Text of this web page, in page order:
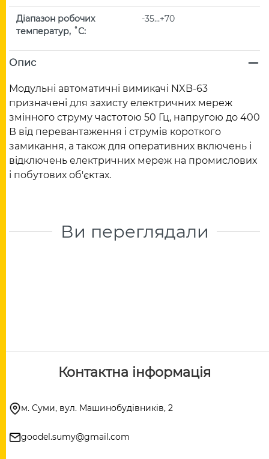
Діапазон робочих
температур, ˚С:
-35…+70
Опис
Модульні автоматичні вимикачі NXB-63
призначені для захисту електричних мереж
змінного струму частотою 50 Гц, напругою до 400
В від перевантаження і струмів короткого
замикання, а також для оперативних включень і
відключень електричних мереж на промислових
і побутових об'єктах.
Ви переглядали
Контактна інформація
м. Суми, вул. Машинобудівників, 2
goodel.sumy@gmail.com